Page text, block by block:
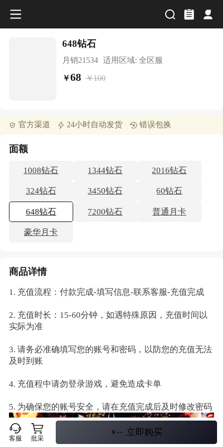
648钻石
月销21534 适用区域: 全区服
￥68 ￥100
官方渠道 24小时自动发货 错误包换
面额
1008钻石 1344钻石 2016钻石
324钻石 3450钻石 60钻石
648钻石 7200钻石 普通月卡
豪华月卡
商品详情
1. 充值流程：付款完成-填写信息-联系客服-充值完成
2. 充值时长：15-60分钟，如遇特殊原因，充值时间以
实际为准
3. 请务必准确填写您的账号和密码，以防您的充值无法
及时到账
4. 充值程中请勿登录游戏，避免造成卡单
5. 为确保您的账号安全，请在充值完成后及时修改密码
客服 批采
￥ -- 立即购买